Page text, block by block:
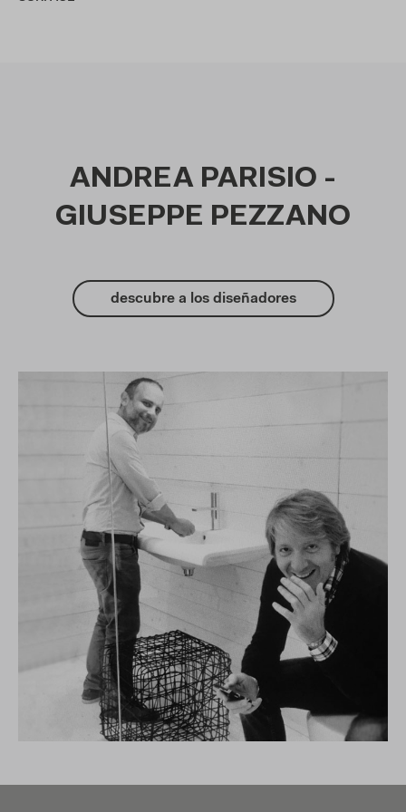
ANDREA PARISIO -
GIUSEPPE PEZZANO
descubre a los diseñadores